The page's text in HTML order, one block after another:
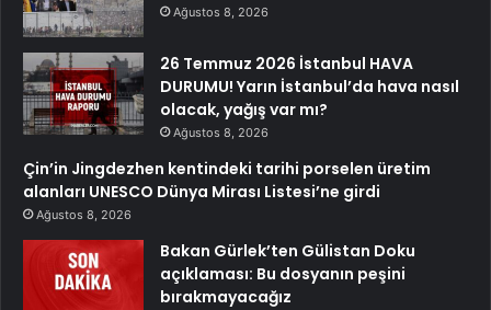
Ağustos 8, 2026
26 Temmuz 2026 İstanbul HAVA
DURUMU! Yarın İstanbul’da hava nasıl
olacak, yağış var mı?
Ağustos 8, 2026
Çin’in Jingdezhen kentindeki tarihi porselen üretim
alanları UNESCO Dünya Mirası Listesi’ne girdi
Ağustos 8, 2026
Bakan Gürlek’ten Gülistan Doku
açıklaması: Bu dosyanın peşini
bırakmayacağız